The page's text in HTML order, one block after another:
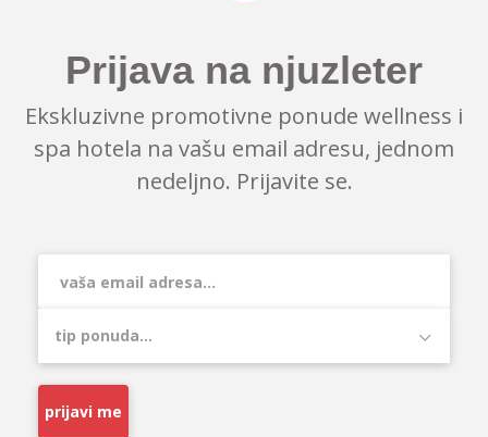
Prijava na njuzleter
Ekskluzivne promotivne ponude wellness i
spa hotela na vašu email adresu, jednom
nedeljno. Prijavite se.
prijavi me